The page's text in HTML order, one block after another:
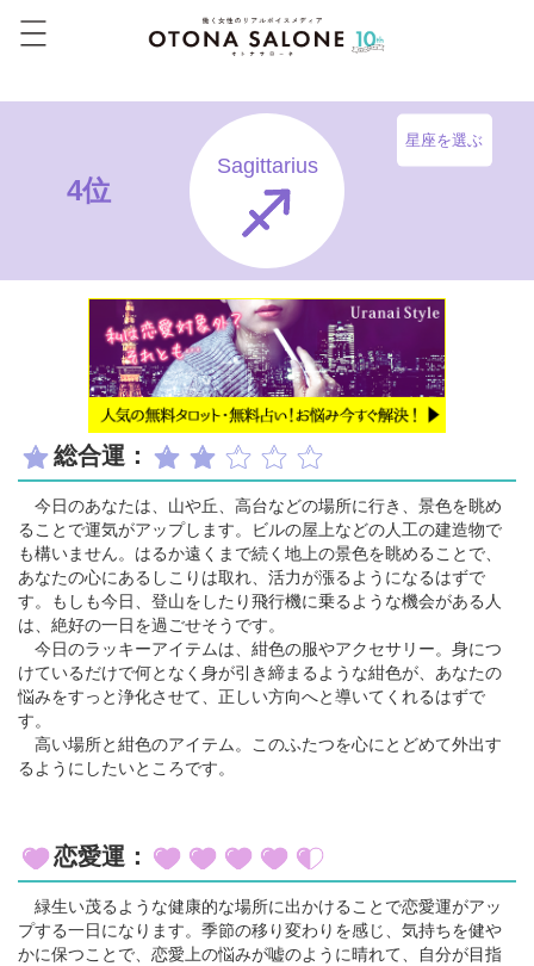
4位
Sagittarius
星座を選ぶ
総合運：
今日のあなたは、山や丘、高台などの場所に行き、景色を眺め
ることで運気がアップします。ビルの屋上などの人工の建造物で
も構いません。はるか遠くまで続く地上の景色を眺めることで、
あなたの心にあるしこりは取れ、活力が漲るようになるはずで
す。もしも今日、登山をしたり飛行機に乗るような機会がある人
は、絶好の一日を過ごせそうです。
今日のラッキーアイテムは、紺色の服やアクセサリー。身につ
けているだけで何となく身が引き締まるような紺色が、あなたの
悩みをすっと浄化させて、正しい方向へと導いてくれるはずで
す。
高い場所と紺色のアイテム。このふたつを心にとどめて外出す
るようにしたいところです。
恋愛運：
緑生い茂るような健康的な場所に出かけることで恋愛運がアッ
プする一日になります。季節の移り変わりを感じ、気持ちを健や
かに保つことで、恋愛上の悩みが嘘のように晴れて、自分が目指